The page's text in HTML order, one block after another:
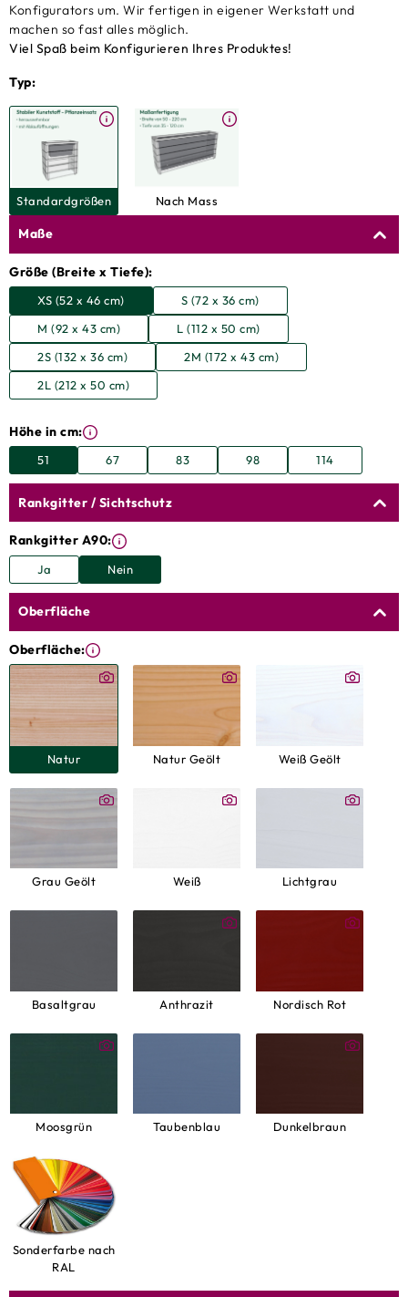
Konfigurators um. Wir fertigen in eigener Werkstatt und
machen so fast alles möglich.
Viel Spaß beim Konfigurieren Ihres Produktes!
Typ:
Standardgrößen Nach Mass
Maße
Größe (Breite x Tiefe):
XS (52 x 46 cm)
S (72 x 36 cm)
M (92 x 43 cm)
L (112 x 50 cm)
2S (132 x 36 cm)
2M (172 x 43 cm)
2L (212 x 50 cm)
Höhe in cm:
51 67 83 98 114
Rankgitter / Sichtschutz
Rankgitter A90:
Ja Nein
Oberfläche
Oberfläche:
Natur Natur Geölt Weiß Geölt
Grau Geölt Weiß Lichtgrau
Basaltgrau Anthrazit Nordisch Rot
Moosgrün Taubenblau Dunkelbraun
Sonderfarbe nach
RAL